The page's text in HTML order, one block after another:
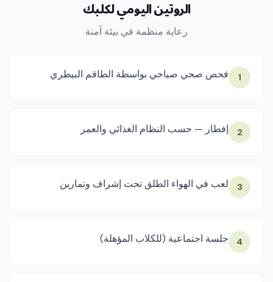
الروتين اليومي لكلبك
رعاية منظمة في بيئة آمنة
1 فحص صحي صباحي بواسطة الطاقم البيطري
2 إفطار — حسب النظام الغذائي والعمر
3 لعب في الهواء الطلق تحت إشراف وتمارين
4 جلسة اجتماعية (للكلاب المؤهلة)